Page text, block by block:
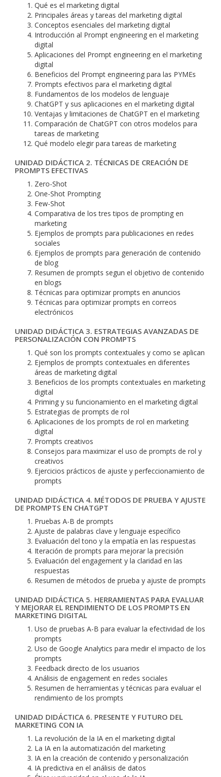
Qué es el marketing digital
Principales áreas y tareas del marketing digital
Conceptos esenciales del marketing digital
Introducción al Prompt engineering en el marketing
digital
Aplicaciones del Prompt engineering en el marketing
digital
Beneficios del Prompt engineering para las PYMEs
Prompts efectivos para el marketing digital
Fundamentos de los modelos de lenguaje
ChatGPT y sus aplicaciones en el marketing digital
Ventajas y limitaciones de ChatGPT en el marketing
Comparación de ChatGPT con otros modelos para
tareas de marketing
Qué modelo elegir para tareas de marketing
UNIDAD DIDÁCTICA 2. TÉCNICAS DE CREACIÓN DE
PROMPTS EFECTIVAS
Zero-Shot
One-Shot Prompting
Few-Shot
Comparativa de los tres tipos de prompting en
marketing
Ejemplos de prompts para publicaciones en redes
sociales
Ejemplos de prompts para generación de contenido
de blog
Resumen de prompts segun el objetivo de contenido
en blogs
Técnicas para optimizar prompts en anuncios
Técnicas para optimizar prompts en correos
electrónicos
UNIDAD DIDÁCTICA 3. ESTRATEGIAS AVANZADAS DE
PERSONALIZACIÓN CON PROMPTS
Qué son los prompts contextuales y como se aplican
Ejemplos de prompts contextuales en diferentes
áreas de marketing digital
Beneficios de los prompts contextuales en marketing
digital
Priming y su funcionamiento en el marketing digital
Estrategias de prompts de rol
Aplicaciones de los prompts de rol en marketing
digital
Prompts creativos
Consejos para maximizar el uso de prompts de rol y
creativos
Ejercicios prácticos de ajuste y perfeccionamiento de
prompts
UNIDAD DIDÁCTICA 4. MÉTODOS DE PRUEBA Y AJUSTE
DE PROMPTS EN CHATGPT
Pruebas A-B de prompts
Ajuste de palabras clave y lenguaje específico
Evaluación del tono y la empatía en las respuestas
Iteración de prompts para mejorar la precisión
Evaluación del engagement y la claridad en las
respuestas
Resumen de métodos de prueba y ajuste de prompts
UNIDAD DIDÁCTICA 5. HERRAMIENTAS PARA EVALUAR
Y MEJORAR EL RENDIMIENTO DE LOS PROMPTS EN
MARKETING DIGITAL
Uso de pruebas A-B para evaluar la efectividad de los
prompts
Uso de Google Analytics para medir el impacto de los
prompts
Feedback directo de los usuarios
Análisis de engagement en redes sociales
Resumen de herramientas y técnicas para evaluar el
rendimiento de los prompts
UNIDAD DIDÁCTICA 6. PRESENTE Y FUTURO DEL
MARKETING CON IA
La revolución de la IA en el marketing digital
La IA en la automatización del marketing
IA en la creación de contenido y personalización
IA predictiva en el análisis de datos